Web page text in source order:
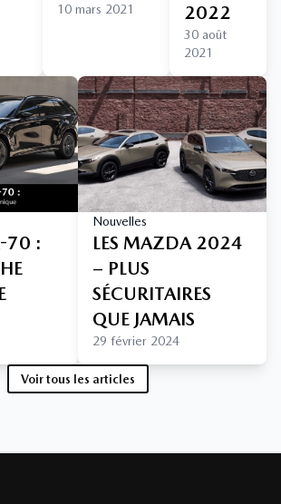
10 mars 2021
2022
30 août
2021
70 :
Nouvelles
LES MAZDA 2024
– PLUS
SÉCURITAIRES
QUE JAMAIS
29 février 2024
Voir tous les articles